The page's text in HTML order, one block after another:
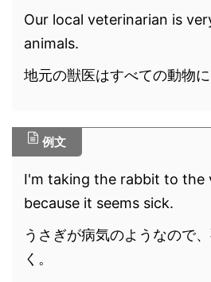
Our local veterinarian is
animals.
地元の獣医はすべての動物に
例文
I'm taking the rabbit to the
because it seems sick.
うさぎが病気のようなので
く。